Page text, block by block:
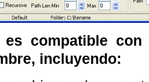
es compatible
incluyendo: